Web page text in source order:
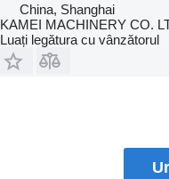
China, Shanghai
KAMEI MACHINERY CO.
Luați legătura cu vânzătorul